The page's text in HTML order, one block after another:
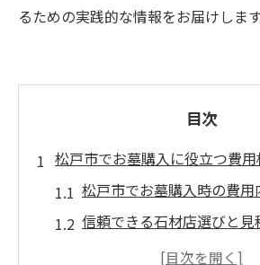
るための実践的な情報をお届けします
目次
松戸市でお墓購入に役立つ費用
松戸市でお墓購入時の費
信頼できる石材店選びと